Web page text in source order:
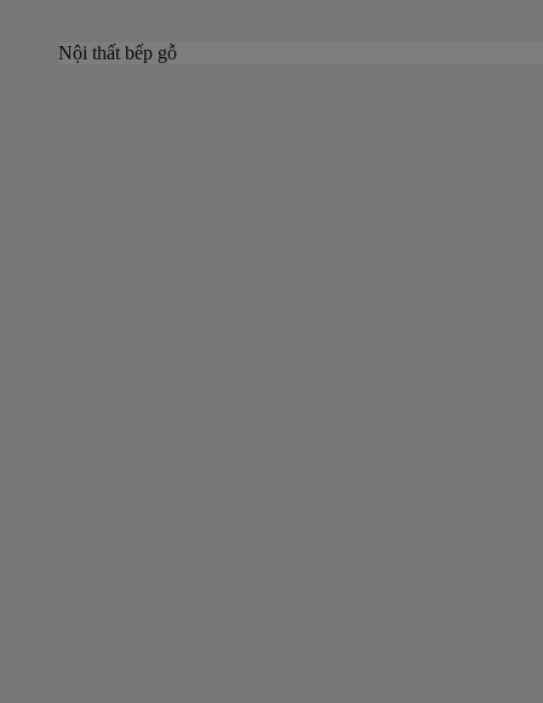
Nội thất bếp gỗ